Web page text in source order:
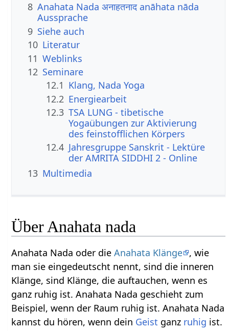
8 Anahata Nada अनाहतनाद anāhata nāda
Aussprache
9 Siehe auch
10 Literatur
11 Weblinks
12 Seminare
12.1 Klang, Nada Yoga
12.2 Energiearbeit
12.3 TSA LUNG - tibetische
Yogaübungen zur Aktivierung
des feinstofflichen Körpers
12.4 Jahresgruppe Sanskrit - Lektüre
der AMRITA SIDDHI 2 - Online
13 Multimedia
Über Anahata nada
Anahata Nada oder dieAnahata Klänge , wie
man sie eingedeutscht nennt, sind die inneren
Klänge, sind Klänge, die auftauchen, wenn es
ganz ruhig ist. Anahata Nada geschieht zum
Beispiel, wenn der Raum ruhig ist. Anahata Nada
kannst du hören, wenn dein Geist ganz ruhig ist.